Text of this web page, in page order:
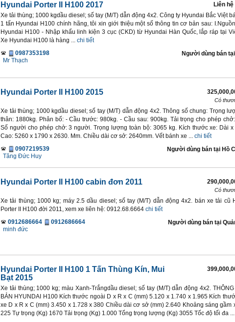
Hyundai Porter II H100 2017
Liên
Xe tải thùng; 1000 kgdầu diesel; số tay (M/T) dẫn động 4x2. Công ty Hyundai Bắc Việt
1 tấn Hyundai H100 chính hãng, tôi xin giới thiệu một số thông tin cơ bản sau:
Hyundai H100 - Nhập khẩu linh kiện 3 cục (CKD) từ Hyundai Hàn Quốc, lắp ráp tại
Xe Hyundai H100 là hàng ... chi tiết
0987353198
Mr Thạch
Người dùng bán tại
Hyundai Porter II H100 2015
Có
Xe tải thùng; 1000 kgdầu diesel; số tay (M/T) dẫn động 4x2. Thông số chung: Trọng
thân: 1880kg. Phân bố: - Cầu trước: 980kg. - Cầu sau: 900kg. Tải trọng cho phép
Số người cho phép chở: 3 người. Trọng lượng toàn bộ: 3065 kg. Kích thước xe: Dài x
Cao: 5260 x 1790 x 2630. Mm. Chiều dài cơ sở: 2640mm. Vết bánh xe ... chi tiết
0907219539
Tăng Đức Huy
Người dùng bán tại Hồ
Hyundai Porter II H100 cabin đơn 2011
Có
Xe tải thùng; 1000 kg; máy 2.5 dầu diesel; số tay (M/T) dẫn động 4x2. bán xe tải cũ
Porter II H100 đời 2011, xem xe liên hệ: 0912.68.6664 chi tiết
0912686664
0912686664
minh đức
Người dùng bán tại
Hyundai Porter II H100 1 Tấn Thùng Kín, Mui
Bạt 2015
Xe tải thùng; 1000 kg; màu Xanh-Trắngdầu diesel; số tay (M/T) dẫn động 4x2.
BẢN HYUNDAI H100 Kích thước ngoài D x R x C (mm) 5.120 x 1.740 x 1.965 Kích
xe D x R x C (mm) 3.450 x 1.728 x 380 Chiều dài cơ sở (mm) 2.640 Khoảng sáng gầm
225 Tự trọng (Kg) 1670 Tải trọng (Kg) 1.000 Tổng trọng lượng (Kg) 3055 Tốc độ tối đa ...